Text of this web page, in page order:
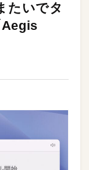
たいでタ